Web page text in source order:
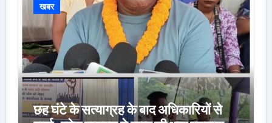
खबर
छह घंटे के सत्याग्रह के बाद अधिकारियों से